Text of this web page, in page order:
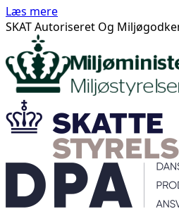
Læs mere
SKAT Autoriseret Og